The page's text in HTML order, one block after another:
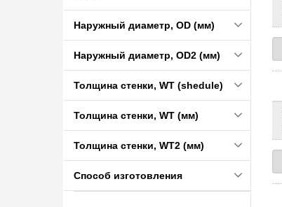
Наружный диаметр, OD (мм)
Наружный диаметр, OD2 (мм)
Толщина стенки, WT (shedule)
Толщина стенки, WT (мм)
Толщина стенки, WT2 (мм)
Способ изготовления